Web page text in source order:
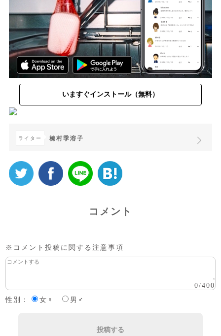
いますぐインストール（無料）
ライター 榛村季溶子
コメント
※コメント投稿に関する注意事項
0/400
性別：
女♀ 男♂
投稿する